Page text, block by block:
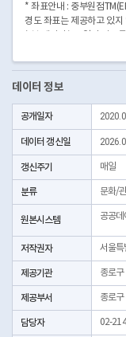
* 좌표안내 : 중부원점
경도 좌표는 제공하고 있지
관코드" 데이터셋에서
22872/S/1/
데이터 정보
공개일자
데이터 갱신일
갱신주기 매일
분류 문화/
원본시스템 공공
저작권자 서울특
제공기관 종로구
제공부서 종로
담당자 02-